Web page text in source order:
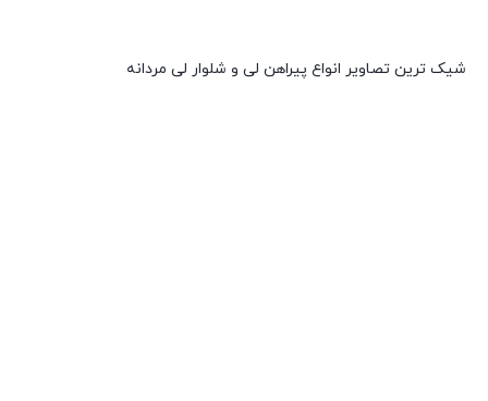
شیک ترین تصاویر انواع پیراهن لی و شلوار لی مردانه